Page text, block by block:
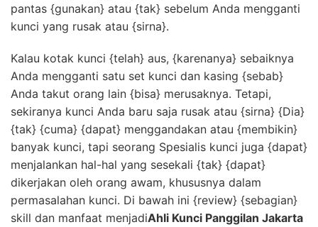
pantas {gunakan} atau {tak} sebelum Anda mengganti
kunci yang rusak atau {sirna}.
Kalau kotak kunci {telah} aus, {karenanya} sebaiknya
Anda mengganti satu set kunci dan kasing {sebab}
Anda takut orang lain {bisa} merusaknya. Tetapi,
sekiranya kunci Anda baru saja rusak atau {sirna} {Dia}
{tak} {cuma} {dapat} menggandakan atau {membikin}
banyak kunci, tapi seorang Spesialis kunci juga {dapat}
menjalankan hal-hal yang sesekali {tak} {dapat}
dikerjakan oleh orang awam, khususnya dalam
permasalahan kunci. Di bawah ini {review} {sebagian}
skill dan manfaat menjadiAhli Kunci Panggilan Jakarta